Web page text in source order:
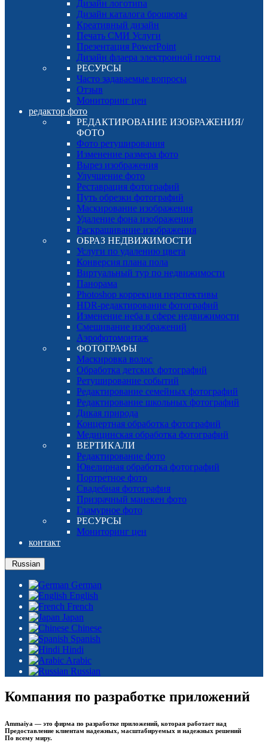
Дизайн логотипа
Дизайн каталога брошюры
Креативный дизайн
Печать СМИ Услуги
Презентация PowerPoint
Дизайн флаера электронной почты
РЕСУРСЫ
Часто задаваемые вопросы
Отзыв
Мониторинг цен
редактор фото
РЕДАКТИРОВАНИЕ ИЗОБРАЖЕНИЯ/
ФОТО
Фото ретуширования
Изменение размера фото
Вырез изображения
Улучшение фото
Реставрация фотографий
Путь обрезки фотографий
Маскирование изображения
Удаление фона изображения
Раскрашивание изображения
ОБРАЗ НЕДВИЖИМОСТИ
Услуги по удалению цвета
Конверсия плана пола
Виртуальный тур по недвижимости
Панорама
Photoshop коррекция перспективы
HDR-редактирование фотографий
Изменение неба в сфере недвижимости
Смешивание изображений
Аэрофотомонтаж
ФОТОГРАФЫ
Маскировка волос
Обработка детских фотографий
Ретуширование событий
Редактирование семейных фотографий
Редактирование школьных фотографий
Дикая природа
Концертная обработка фотографий
Медицинская обработка фотографий
ВЕРТИКАЛИ
Редактирование фото
Ювелирная обработка фотографий
Портретное фото
Свадебная фотография
Призрачный манекен фото
Гламурное фото
РЕСУРСЫ
Мониторинг цен
контакт
Russian
German
English
French
Japan
Chinese
Spanish
Hindi
Arabic
Russian
Компания по разработке приложений
Ammaiya — это фирма по разработке приложений, которая работает над
Предоставление клиентам надежных, масштабируемых и надежных решений
По всему миру.